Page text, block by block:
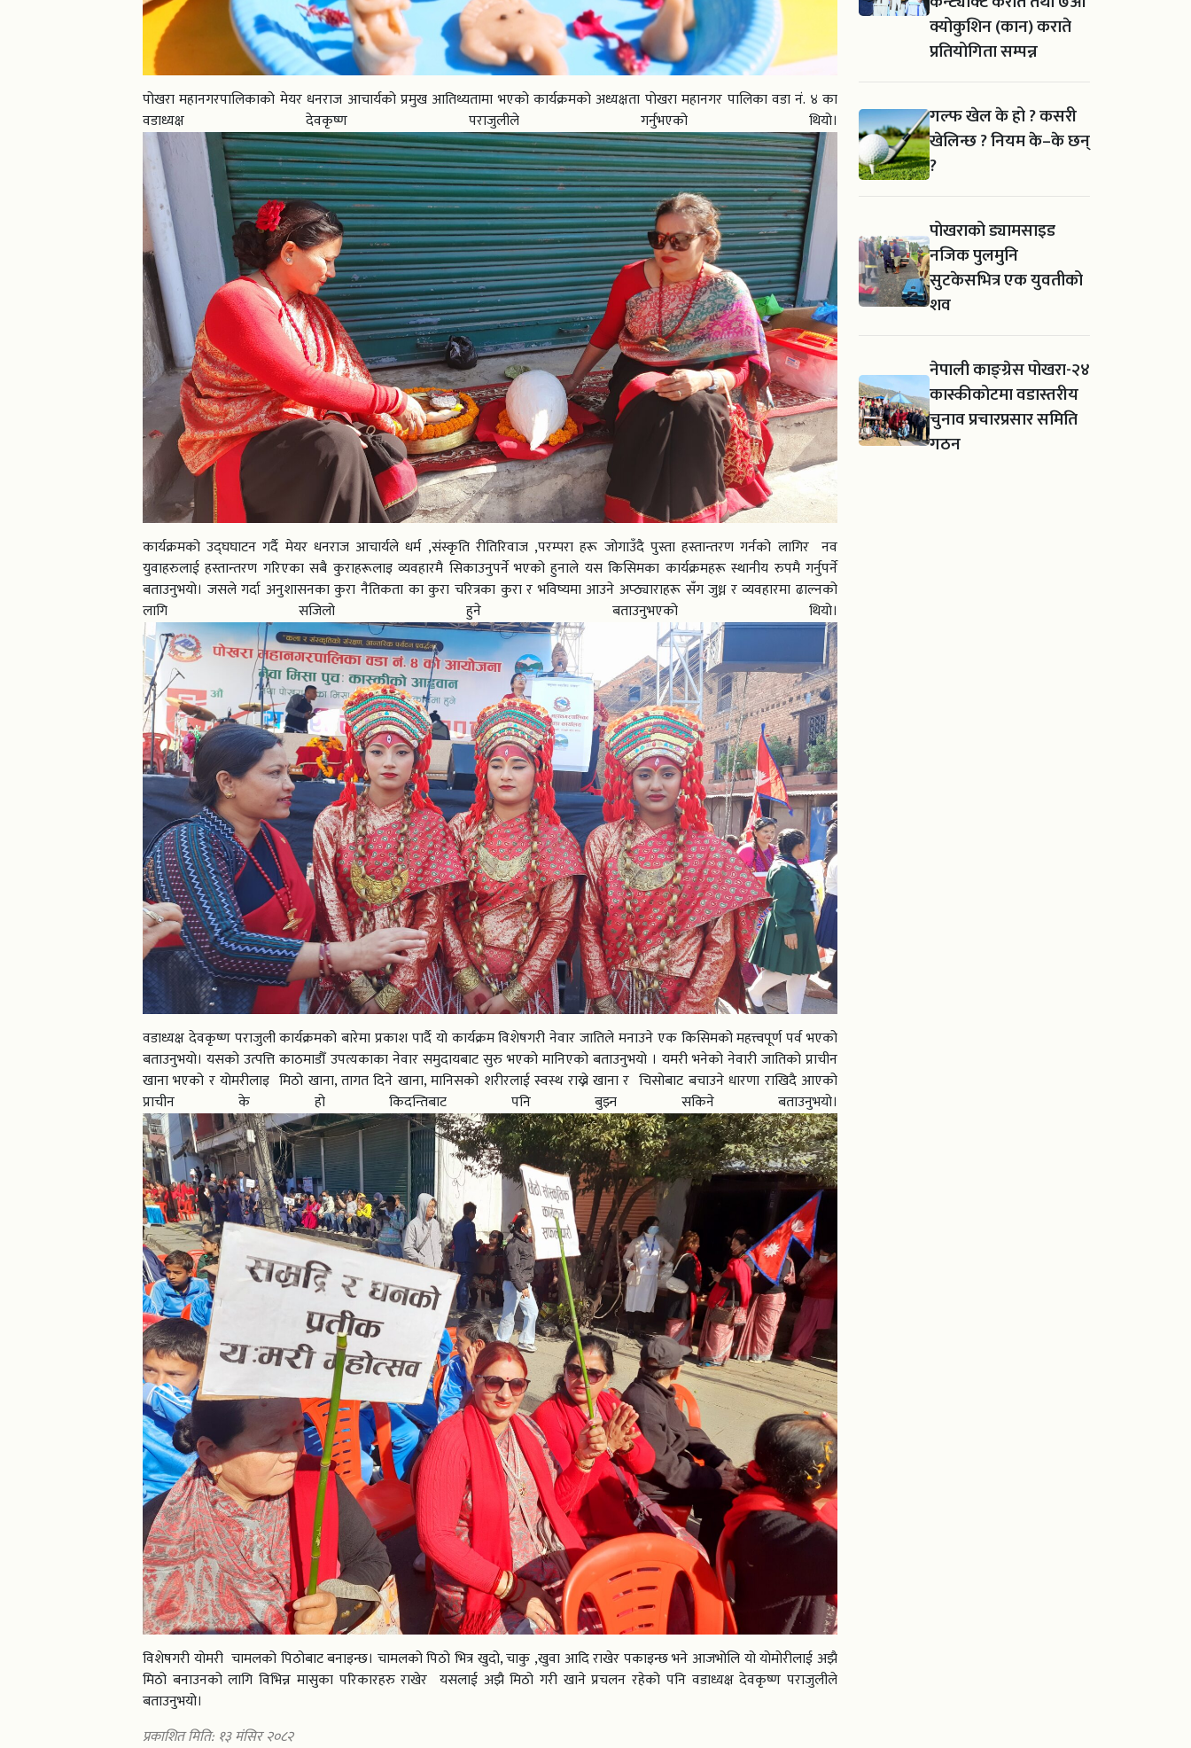
पोखरा महानगरपालिकाको मेयर धनराज आचार्यको प्रमुख आतिथ्यतामा भएको कार्यक्रमको अध्यक्षता पोखरा महानगर पालिका वडा नं. ४ का
वडाध्यक्ष देवकृष्ण पराजुलीले गर्नुभएको थियो।
कार्यक्रमको उद्घघाटन गर्दै मेयर धनराज आचार्यले धर्म ,संस्कृति रीतिरिवाज ,परम्परा हरू जोगाउँदै पुस्ता हस्तान्तरण गर्नको लागिर नव
युवाहरुलाई हस्तान्तरण गरिएका सबै कुराहरूलाइ व्यवहारमै सिकाउनुपर्ने भएको हुनाले यस किसिमका कार्यक्रमहरू स्थानीय रुपमै गर्नुपर्ने
बताउनुभयो। जसले गर्दा अनुशासनका कुरा नैतिकता का कुरा चरित्रका कुरा र भविष्यमा आउने अप्ठ्याराहरू सँग जुध्न र व्यवहारमा ढाल्नको
लागि सजिलो हुने बताउनुभएको थियो।
वडाध्यक्ष देवकृष्ण पराजुली कार्यक्रमको बारेमा प्रकाश पार्दै यो कार्यक्रम विशेषगरी नेवार जातिले मनाउने एक किसिमको महत्त्वपूर्ण पर्व भएको
बताउनुभयो। यसको उत्पत्ति काठमाडौँ उपत्यकाका नेवार समुदायबाट सुरु भएको मानिएको बताउनुभयो । यमरी भनेको नेवारी जातिको प्राचीन
खाना भएको र योमरीलाइ मिठो खाना, तागत दिने खाना, मानिसको शरीरलाई स्वस्थ राख्ने खाना र चिसोबाट बचाउने धारणा राखिदै आएको
प्राचीन के हो किदन्तिबाट पनि बुझ्न सकिने बताउनुभयो।
विशेषगरी योमरी चामलको पिठोबाट बनाइन्छ। चामलको पिठो भित्र खुदो, चाकु ,खुवा आदि राखेर पकाइन्छ भने आजभोलि यो योमोरीलाई अझै
मिठो बनाउनको लागि विभिन्न मासुका परिकारहरु राखेर यसलाई अझै मिठो गरी खाने प्रचलन रहेको पनि वडाध्यक्ष देवकृष्ण पराजुलीले
बताउनुभयो।
प्रकाशित मिति: १३ मंसिर २०८२
क्योकुशिन (कान) कराते
प्रतियोगिता सम्पन्न
गल्फ खेल के हो ? कसरी
खेलिन्छ ? नियम के–के छन्
?
पोखराको ड्यामसाइड
नजिक पुलमुनि
सुटकेसभित्र एक युवतीको
शव
नेपाली काङ्ग्रेस पोखरा-२४
कास्कीकोटमा वडास्तरीय
चुनाव प्रचारप्रसार समिति
गठन